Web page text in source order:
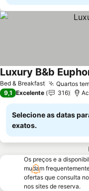
Bed & Breakfast Quartos
Luxury B&b
9,1 Excelente 316
Selecione as datas
exatos.
Os preços e a
mudam
ofertas que consulta
nos sites de reserva.